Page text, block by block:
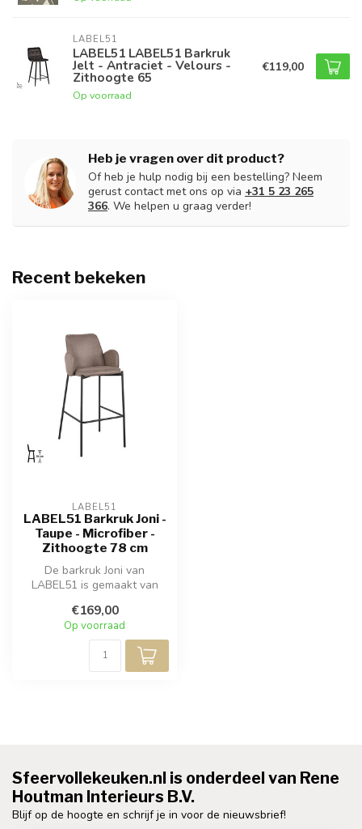
LABEL51
LABEL51 LABEL51 Barkruk
Jelt - Antraciet - Velours -
Zithoogte 65
Op voorraad
€119,00
Heb je vragen over dit product?
Of heb je hulp nodig bij een bestelling? Neem
gerust contact met ons op via +31 5 23 265
366. We helpen u graag verder!
Recent bekeken
LABEL51
LABEL51 Barkruk Joni -
Taupe - Microfiber -
Zithoogte 78 cm
De barkruk Joni van
LABEL51 is gemaakt van
op door zij...
€169,00
Op voorraad
Sfeervollekeuken.nl is onderdeel van Rene
Houtman Interieurs B.V.
Blijf op de hoogte en schrijf je in voor de nieuwsbrief!